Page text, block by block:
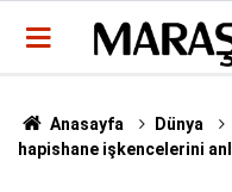
Anasayfa Dünya
hapishane işkencelerini